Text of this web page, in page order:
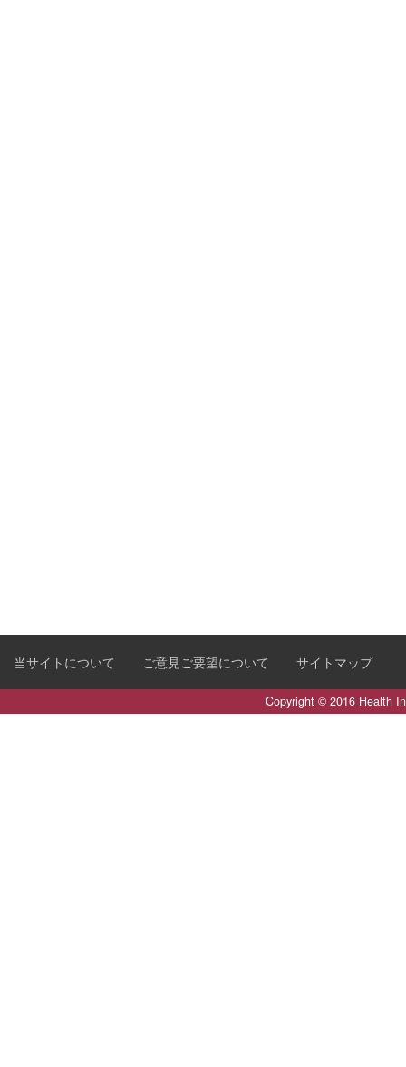
当サイトについて ご意見ご要望について サイトマップ
Copyright © 2016 Health